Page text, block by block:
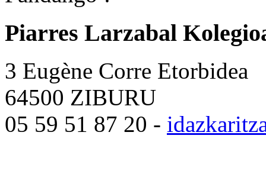
Piarres Larzabal
3 Eugène Corre Etorbidea
64500 ZIBURU
05 59 51 87 20 -